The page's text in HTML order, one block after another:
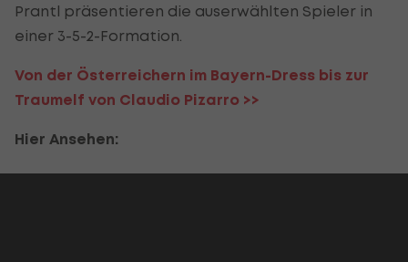
Prantl präsentieren die auserwählten Spieler in
einer 3-5-2-Formation.
Von der Österreichern im Bayern-Dress bis zur
Traumelf von Claudio Pizarro >>
Hier Ansehen: